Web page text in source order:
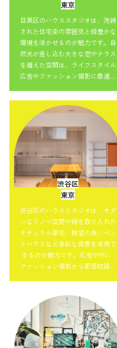
東京
目黒区のハウススタジオは、洗練
された住宅街の雰囲気と緑豊かな
環境を活かせるのが魅力です。自
然光が差し込む大きな窓やテラス
を備えた空間は、ライフスタイル
広告やファッション撮影に最適。
広い作品づくりに対応可能です。
渋谷区
東京
渋谷区のハウススタジオは、モダ
ンなリノベ空間や緑を取り入れた
ナチュラル邸宅、眺望の良いペン
トハウスなど多彩な背景を活用で
きるのが魅力です。広告やMV、
ファッション撮影から配信収録ま
ス性の良さも強みです。